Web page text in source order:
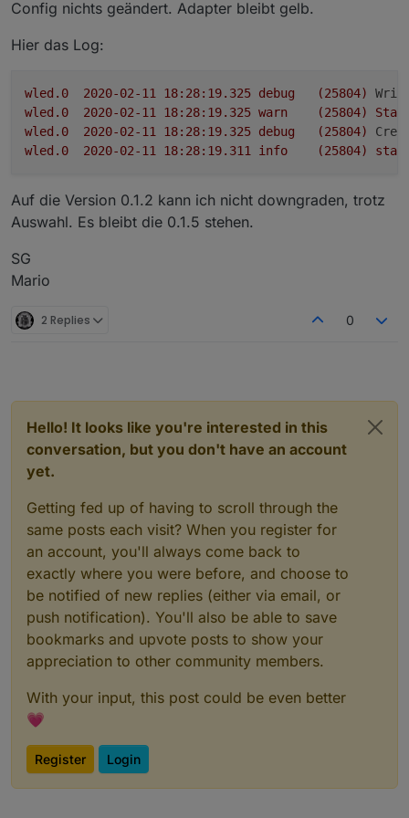
// Scriptstart
Config nichts geändert. Adapter bleibt gelb.
Hier das Log:
wled.0 debug (25804)
wled.0
warn (25804)
wled.0
debug (25804)
wled.0
info (25804)
Auf die Version 0.1.2 kann ich nicht downgraden, trotz
Auswahl. Es bleibt die 0.1.5 stehen.
SG
Mario
2 Replies 0
Hello! It looks like you're interested in this
conversation, but you don't have an account
yet.
Getting fed up of having to scroll through the
same posts each visit? When you register for
an account, you'll always come back to
exactly where you were before, and choose to
be notified of new replies (either via email, or
push notification). You'll also be able to save
bookmarks and upvote posts to show your
appreciation to other community members.
With your input, this post could be even better
💗
Register Login